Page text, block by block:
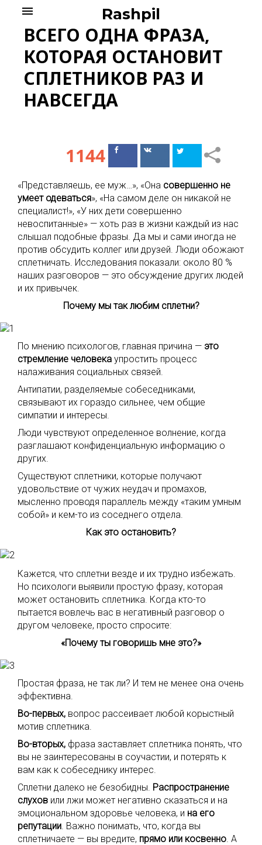
content
Rashpil
menu
ВСЕГО ОДНА ФРАЗА,
КОТОРАЯ ОСТАНОВИТ
СПЛЕТНИКОВ РАЗ И
НАВСЕГДА
1144
ПоделитьсяПоделиться
«Представляешь, ее муж…», «Она совершенно не
умеет одеваться», «На самом деле он никакой не
специалист!», «У них дети совершенно
невоспитанные» — хоть раз в жизни каждый из нас
слышал подобные фразы. Да мы и сами иногда не
против обсудить коллег или друзей. Люди обожают
сплетничать. Исследования показали: около 80 %
наших разговоров — это обсуждение других людей
и их привычек.
Почему мы так любим сплетни?
По мнению психологов, главная причина — это
стремление человека упростить процесс
налаживания социальных связей.
Антипатии, разделяемые собеседниками,
связывают их гораздо сильнее, чем общие
симпатии и интересы.
Люди чувствуют определенное волнение, когда
разглашают конфиденциальную информацию о
других.
Существуют сплетники, которые получают
удовольствие от чужих неудач и промахов,
мысленно проводя параллель между «таким умным
собой» и кем-то из соседнего отдела.
Как это остановить?
Кажется, что сплетни везде и их трудно избежать.
Но психологи выявили простую фразу, которая
может остановить сплетника. Когда кто-то
пытается вовлечь вас в негативный разговор о
другом человеке, просто спросите:
«Почему ты говоришь мне это?»
Простая фраза, не так ли? И тем не менее она очень
эффективна.
Во-первых, вопрос рассеивает любой корыстный
мотив сплетника.
Во-вторых, фраза заставляет сплетника понять, что
вы не заинтересованы в соучастии, и потерять к
вам как к собеседнику интерес.
Сплетни далеко не безобидны. Распространение
слухов или лжи может негативно сказаться и на
эмоциональном здоровье человека, и на его
репутации. Важно понимать, что, когда вы
сплетничаете — вы вредите, прямо или косвенно. А